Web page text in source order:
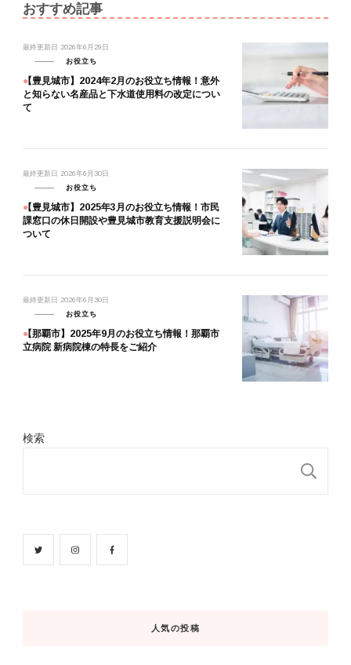
おすすめ記事
最終更新日 2026年6月29日
お役立ち
【豊見城市】2024年2月のお役立ち情報！意外
と知らない名産品と下水道使用料の改定につい
て
最終更新日 2026年6月30日
お役立ち
【豊見城市】2025年3月のお役立ち情報！市民
課窓口の休日開設や豊見城市教育支援説明会に
ついて
最終更新日 2026年6月30日
お役立ち
【那覇市】2025年9月のお役立ち情報！那覇市
立病院 新病院棟の特長をご紹介
検索
人気の投稿